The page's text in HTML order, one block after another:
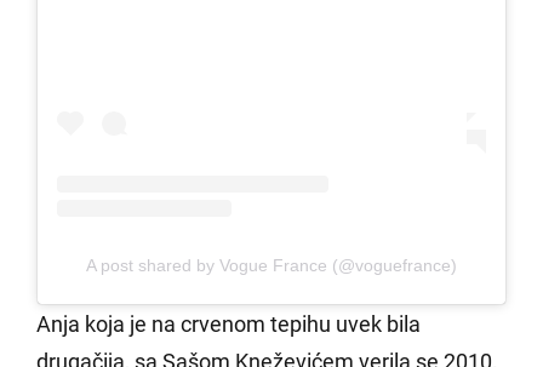
A post shared by Vogue France (@voguefrance)
Anja koja je na crvenom tepihu uvek bila
drugačija, sa Sašom Kneževićem verila se 2010.